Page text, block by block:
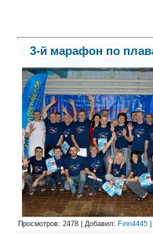
3-й марафон по
Просмотров: 2478 Добавил: Finn4445